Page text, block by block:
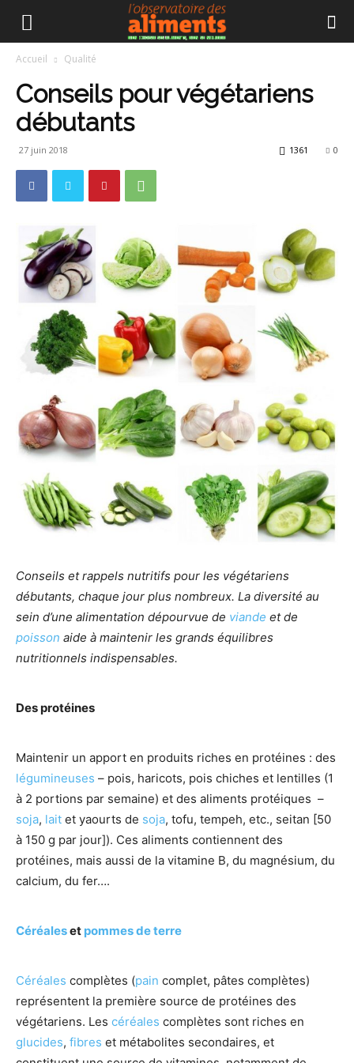
Accueil Qualité
Conseils pour végétariens
débutants
27 juin 2018 0
1361
Conseils et rappels nutritifs pour les végétariens
débutants, chaque jour plus nombreux. La diversité au
sein d’une alimentation dépourvue de viande et de
poisson aide à maintenir les grands équilibres
nutritionnels indispensables.
Des protéines
Maintenir un apport en produits riches en protéines : des
légumineuses – pois, haricots, pois chiches et lentilles (1
à 2 portions par semaine) et des aliments protéiques –
soja, lait et yaourts de soja, tofu, tempeh, etc., seitan [50
à 150 g par jour]). Ces aliments contiennent des
protéines, mais aussi de la vitamine B, du magnésium, du
calcium, du fer….
Céréaleset pommes de terre
Céréales complètes (pain complet, pâtes complètes)
représentent la première source de protéines des
végétariens. Les céréales complètes sont riches en
glucides, fibres et métabolites secondaires, et